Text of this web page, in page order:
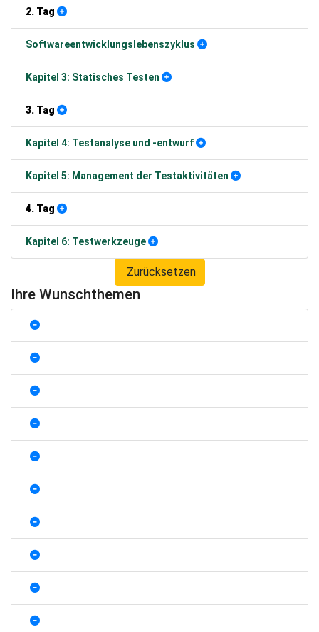
2. Tag
Softwareentwicklungslebenszyklus
Kapitel 3: Statisches Testen
3. Tag
Kapitel 4: Testanalyse und -entwurf
Kapitel 5: Management der Testaktivitäten
4. Tag
Kapitel 6: Testwerkzeuge
Zurücksetzen
Ihre Wunschthemen